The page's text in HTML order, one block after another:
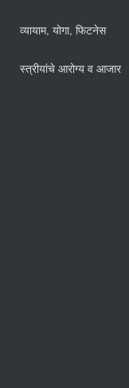
व्यायाम, योगा, फिटनेस
स्त्रीयांचे आरोग्य व आजार